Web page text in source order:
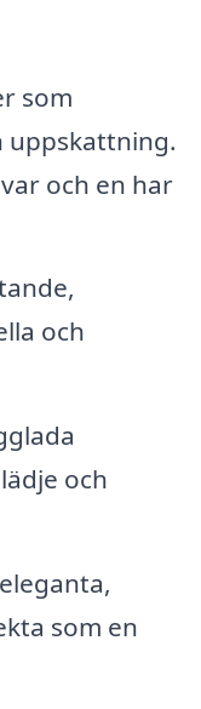
som
uppskattning.
och en har
och
och
som en